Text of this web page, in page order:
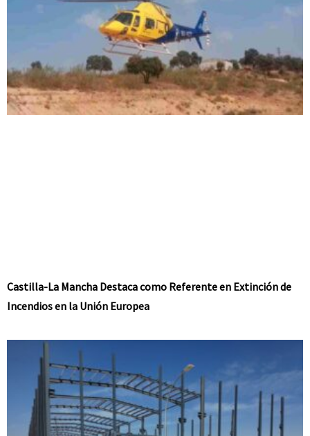
Castilla-La Mancha Destaca como Referente en Extinción de
Incendios en la Unión Europea